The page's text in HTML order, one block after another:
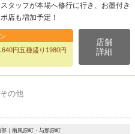
タッフが本場へ修行に行き、お墨付き
店も増加予定！
円五種盛り1980円
店舗
詳細
の他
部｜南風原町・与那原町